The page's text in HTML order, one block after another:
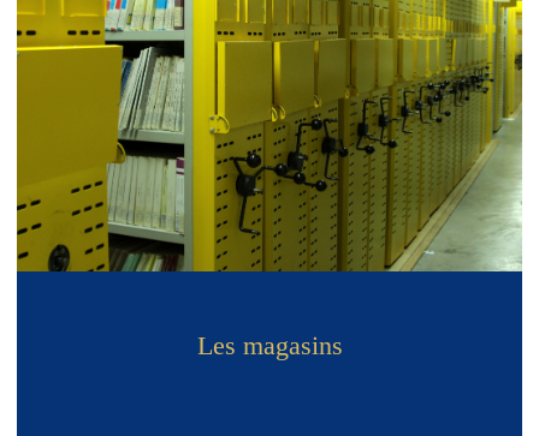
Les magasins